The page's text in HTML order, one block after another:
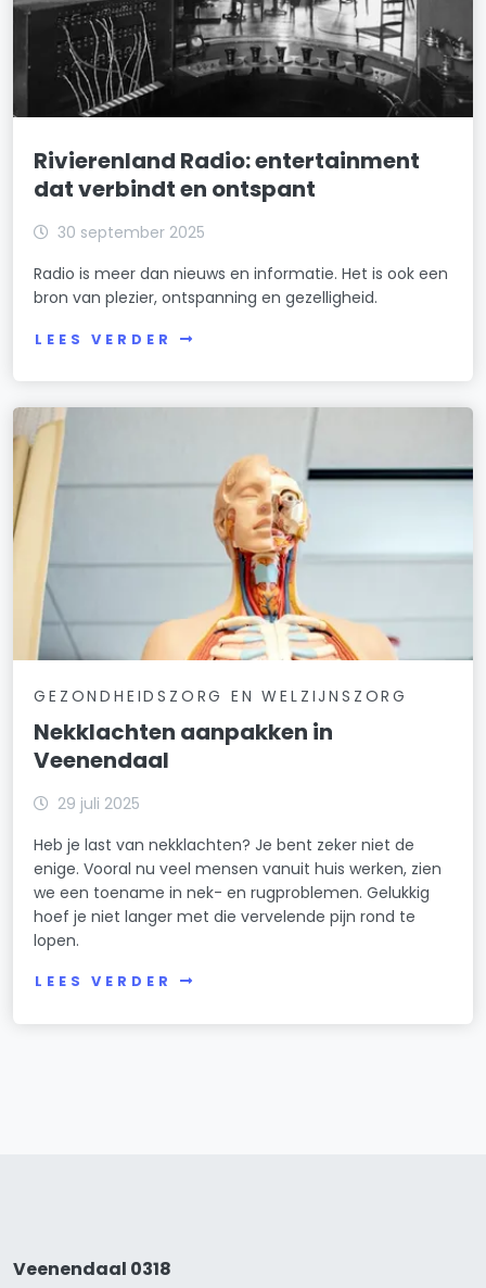
Rivierenland Radio: entertainment
dat verbindt en ontspant
30 september 2025
Radio is meer dan nieuws en informatie. Het is ook een
bron van plezier, ontspanning en gezelligheid.
LEES VERDER
GEZONDHEIDSZORG EN WELZIJNSZORG
Nekklachten aanpakken in
Veenendaal
29 juli 2025
Heb je last van nekklachten? Je bent zeker niet de
enige. Vooral nu veel mensen vanuit huis werken, zien
we een toename in nek- en rugproblemen. Gelukkig
hoef je niet langer met die vervelende pijn rond te
lopen.
LEES VERDER
Veenendaal 0318